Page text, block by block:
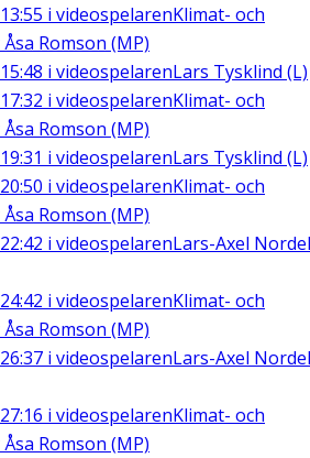
i videospelarenKlimat- och
Romson (MP)
i videospelarenLars Tysklind (L)
i videospelarenKlimat- och
Romson (MP)
i videospelarenLars Tysklind (L)
i videospelarenKlimat- och
Romson (MP)
i videospelarenLars-Axel
i videospelarenKlimat- och
Romson (MP)
i videospelarenLars-Axel
i videospelarenKlimat- och
Romson (MP)